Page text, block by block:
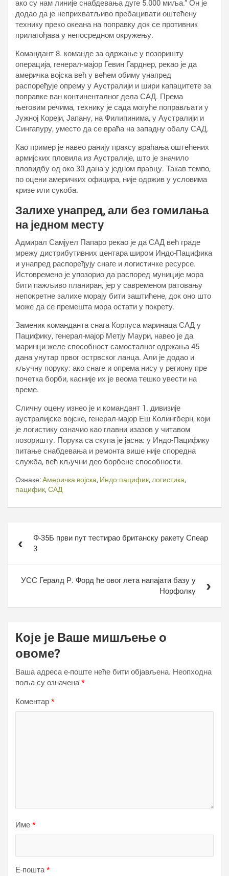
ако су нам линије снабдевања дуге 5.000 миља.“ Он је
додао да је неприхватљиво пребацивати оштећену
технику преко океана на поправку док се противник
прилагођава у непосредном окружењу.
Командант 8. команде за одржање у позоришту
операција, генерал-мајор Гевин Гарднер, рекао је да
америчка војска већ у већем обиму унапред
распоређује опрему у Аустралији и шири капацитете за
поправке ван континенталног дела САД. Према
његовим речима, технику је сада могуће поправљати у
Јужној Кореји, Јапану, на Филипинима, у Аустралији и
Сингапуру, уместо да се враћа на западну обалу САД.
Као пример је навео ранију праксу враћања оштећених
армијских пловила из Аустралије, што је значило
пловидбу од око 30 дана у једном правцу. Такав темпо,
по оцени америчких официра, није одржив у условима
кризе или сукоба.
Залихе унапред, али без гомилања
на једном месту
Адмирал Самјуел Папаро рекао је да САД већ граде
мрежу дистрибутивних центара широм Индо-Пацифика
и унапред распоређују снаге и логистичке ресурсе.
Истовремено је упозорио да распоред муниције мора
бити пажљиво планиран, јер у савременом ратовању
непокретне залихе морају бити заштићене, док оно што
може да се премешта мора остати у покрету.
Заменик команданта снага Корпуса маринаца САД у
Пацифику, генерал-мајор Метју Маури, навео је да
маринци желе способност самосталног одржања 45
дана унутар првог острвског ланца. Али је додао и
кључну поруку: ако снаге и опрема нису у региону пре
почетка борби, касније их је веома тешко увести на
време.
Сличну оцену изнео је и командант 1. дивизије
аустралијске војске, генерал-мајор Еш Колингберн, који
је логистику означио као главни изазов у читавом
позоришту. Порука са скупа је јасна: у Индо-Пацифику
питање снабдевања и ремонта више није споредна
служба, већ кључни део борбене способности.
Ознаке:Америчка војска, Индо-пацифик, логистика,
пацифик, САД
чланкаФ-35Б први пут тестирао британску ракету Спеар
3
УСС Гералд Р. Форд ће овог лета напајати базу у
Норфолку
Које је Ваше мишљење о
овоме?
Ваша адреса е-поште неће бити објављена. Неопходна
поља су означена*
Коментар *
Име *
Е-пошта*